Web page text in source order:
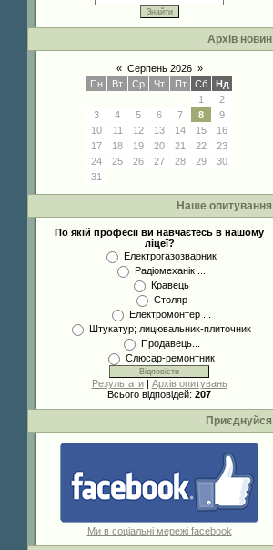
Архів новин
« Серпень 2026 »
Пн
Вт Ср Чт Пт Сб
Нд
1
2
3
4 5 6 7 8
9
10
11 12 13 14 15
16
17
18 19 20 21 22
23
24
25 26 27 28 29
30
31
Наше опитування
По якій професії ви навчаєтесь в нашому
ліцеї?
Електрогазозварник
Радіомеханік ...
Кравець
Столяр
Електромонтер ...
Штукатур; лицювальник-плиточник
Продавець...
Слюсар-ремонтник
Результати| Архів опитувань
Всього відповідей: 207
Приєднуйся
Ми в соціальні мережі facebook